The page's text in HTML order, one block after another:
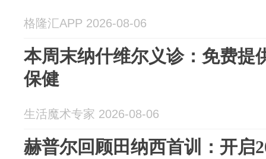
格隆汇APP 2026-08-06
本周末纳什维尔义诊：免费提
保健
生活魔术专家 2026-08-06
赫普尔回顾田纳西首训：开启